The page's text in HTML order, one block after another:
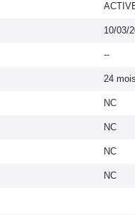
10/03/
--
24
NC
NC
NC
NC